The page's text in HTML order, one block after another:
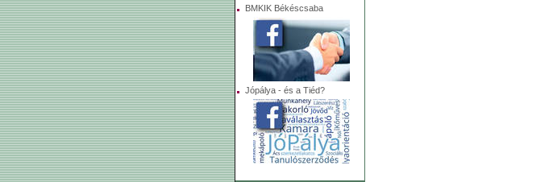
BMKIK Békéscsaba
Jópálya - és a Tiéd?